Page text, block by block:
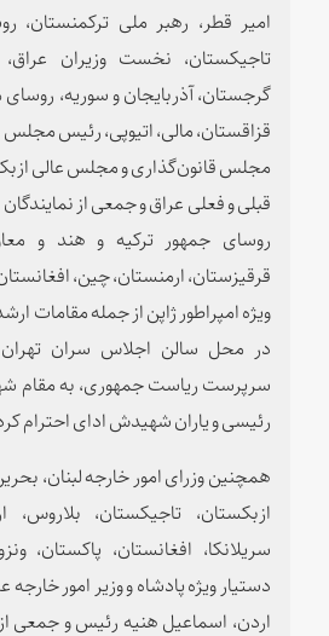
امیر قطر، رهبر ملی
تاجیکستان، نخست وزیران عراق،
گرجستان، آذربایجان و سوریه، روسای
قزاقستان، مالی، اتیوپی، رئیس
مجلس قانون‌گذاری و مجلس عالی
قبلی و فعلی عراق و جمعی از
روسای جمهور ترکیه و هند و
قرقیزستان، ارمنستان، چین،
ویژه امپراطور ژاپن از جمله مقامات
در محل سالن اجلاس سران
سرپرست ریاست جمهوری، به مقام
رئیسی و یاران شهیدش ادای احترام
همچنین وزرای امور خارجه لبنان،
ازبکستان، تاجیکستان، بلاروس،
سریلانکا، افغانستان، پاکستان،
دستیار ویژه پادشاه و وزیر امور
اردن، اسماعیل هنیه رئیس و جمعی